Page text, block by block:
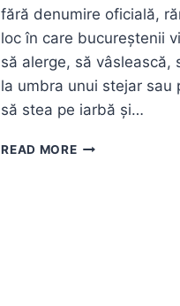
fără denumire oficială,
loc în care bucureștenii
să alerge, să vâslească,
la umbra unui stejar sau
să stea pe iarbă și…
READ MORECE